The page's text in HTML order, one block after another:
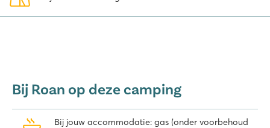
Bij Roan op deze camping
Bij jouw accommodatie: gas (onder voorbehoud